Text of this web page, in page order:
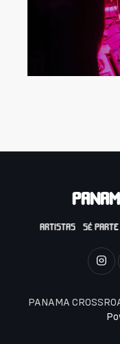
ARTISTAS SÉ PARTE
PANAMA